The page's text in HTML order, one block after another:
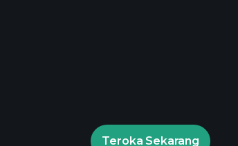
Teroka Sekarang